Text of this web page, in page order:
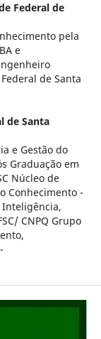
Federal de
pela
e
de Santa
de Santa
e Gestão do
Graduação em
Núcleo de
Conhecimento -
Inteligência,
CNPQ Grupo